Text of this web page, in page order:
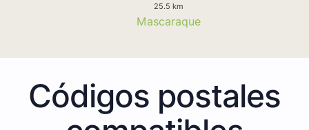
25.5 km
Mascaraque
Códigos postales